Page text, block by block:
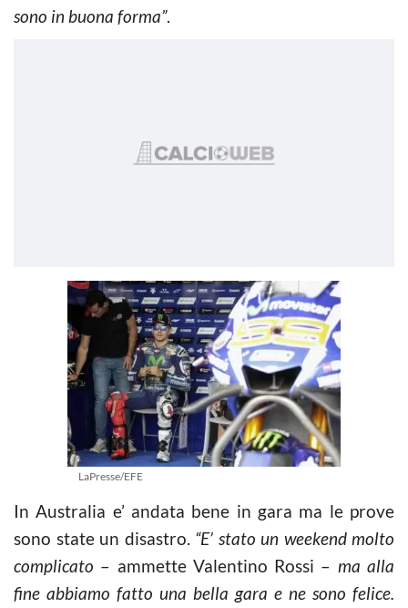
sono in buona forma”.
LaPresse/EFE
In Australia e’ andata bene in gara ma le prove
sono state un disastro. “E’ stato un weekend molto
complicato – ammette Valentino Rossi – ma alla
fine abbiamo fatto una bella gara e ne sono felice.